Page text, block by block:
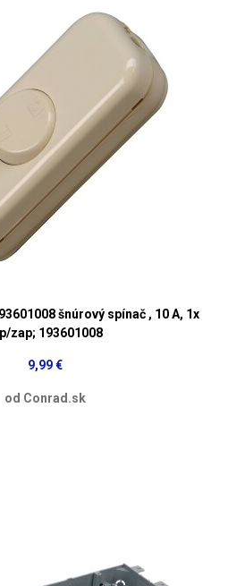
šnúrový spínač , 10 A, 1x
zap; 193601008
9,99 €
od Conrad.sk